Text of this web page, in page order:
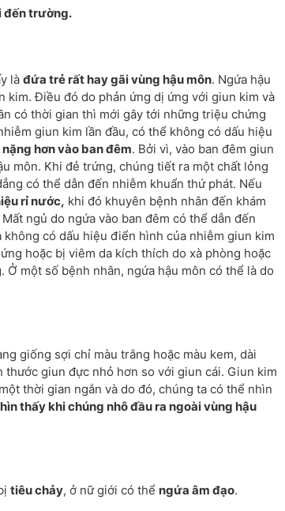
đến trường.
là đứa trẻ rất hay gãi vùng hậu môn. Ngứa hậu
Điều đó do phản ứng dị ứng với giun kim và
có thời gian thì mới gây tới những triệu chứng
giun kim lần đầu, có thể không có dấu hiệu
hơn vào ban đêm. Bởi vì, vào ban đêm giun
môn. Khi đẻ trứng, chúng tiết ra một chất lỏng
có thể dẫn đến nhiễm khuẩn thứ phát. Nếu
rỉ nước, khi đó khuyên bệnh nhân đến khám
ngủ do ngứa vào ban đêm có thể dẫn đến
có dấu hiệu điển hình của nhiễm giun kim
hoặc bị viêm da kích thích do xà phòng hoặc
một số bệnh nhân, ngứa hậu môn có thể là do
giống sợi chỉ màu trắng hoặc màu kem, dài
giun đực nhỏ hơn so với giun cái. Giun kim
thời gian ngắn và do đó, chúng ta có thể nhìn
thấy khi chúng nhô đầu ra ngoài vùng hậu
tiêu chảy, ở nữ giới có thể ngứa âm đạo.